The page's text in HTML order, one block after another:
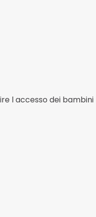
l accesso dei bambini